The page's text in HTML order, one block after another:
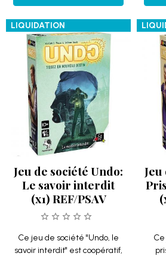
LIQUIDATION
Jeu de société Undo:
Le savoir interdit
(x1) REF/PSAV
Ce jeu de société "Undo, le
savoir interdit" est coopératif,